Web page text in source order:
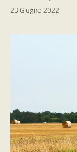
23 Giugno 2022